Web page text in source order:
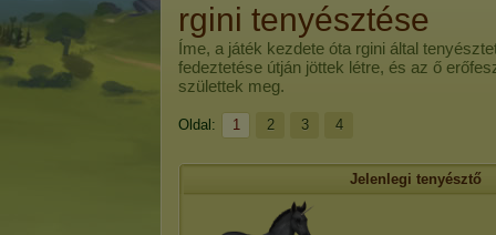
rgini tenyésztése
Íme, a játék kezdete óta rgini által
fedeztetése útján jöttek létre, és az ő
születtek meg.
Oldal: 1 2 3 4
Jelenlegi tenyésztő